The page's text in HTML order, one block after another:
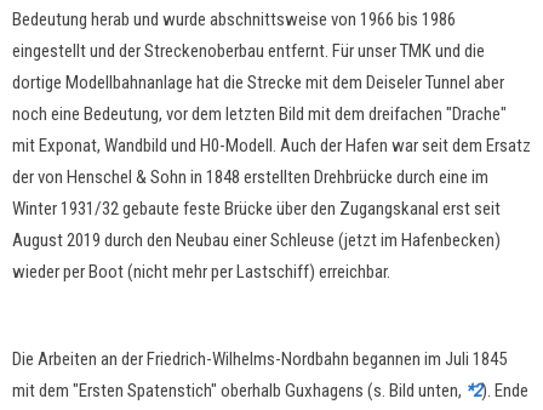
Bedeutung herab und wurde abschnittsweise von 1966 bis 1986
eingestellt und der Streckenoberbau entfernt. Für unser TMK und die
dortige Modellbahnanlage hat die Strecke mit dem Deiseler Tunnel aber
noch eine Bedeutung, vor dem letzten Bild mit dem dreifachen "Drache"
mit Exponat, Wandbild und H0-Modell. Auch der Hafen war seit dem Ersatz
der von Henschel & Sohn in 1848 erstellten Drehbrücke durch eine im
Winter 1931/32 gebaute feste Brücke über den Zugangskanal erst seit
August 2019 durch den Neubau einer Schleuse (jetzt im Hafenbecken)
wieder per Boot (nicht mehr per Lastschiff) erreichbar.
Die Arbeiten an der Friedrich-Wilhelms-Nordbahn begannen im Juli 1845
mit dem "Ersten Spatenstich" oberhalb Guxhagens (s. Bild unten, *2). Ende